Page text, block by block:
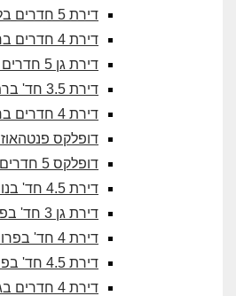
דירת 5 חדרים בלמד החדשה
דירת 4 חדרים ברמת אביב ג
דירת גן 5 חדרים בבלו
דירת 3.5 חד' ברמת אביב החדשה
דירת 4 חדרים ברמת אביב ג'
דופלקס פנטהאוז 4 חדרים בצפון הישן
דופלקס 5 חדרים בלמד החדשה
דירת 4.5 חד' בנווה אביבים
דירת גן 3 חד' בפרויקט בלו
דירת 4 חד' בפרויקט בלו
דירת 4.5 חד' בפרויקט בלו
דירת 4 חדרים בגימל החדשה